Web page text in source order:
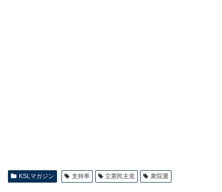
KSLマガジン 支持率 立憲民主党 衆院選